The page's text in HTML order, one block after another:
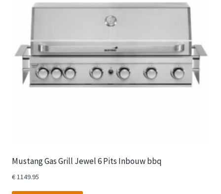
Mustang Gas Grill Jewel 6 Pits Inbouw bbq
€1149.95